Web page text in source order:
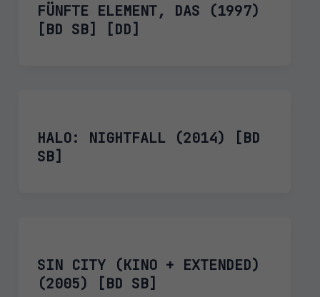
FÜNFTE ELEMENT, DAS (1997)
[BD SB] [DD]
HALO: NIGHTFALL (2014) [BD
SB]
SIN CITY (KINO + EXTENDED)
(2005) [BD SB]